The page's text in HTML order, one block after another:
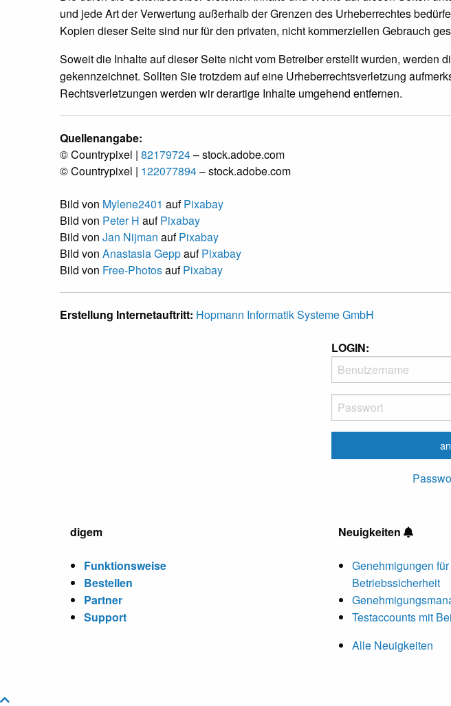
und jede Art der Verwertung außerhalb der Grenzen des Urheberrechtes
Kopien dieser Seite sind nur für den privaten, nicht kommerziellen Gebrauch
Soweit die Inhalte auf dieser Seite nicht vom Betreiber erstellt wurden, werden
gekennzeichnet. Sollten Sie trotzdem auf eine Urheberrechtsverletzung
Rechtsverletzungen werden wir derartige Inhalte umgehend entfernen.
Quellenangabe:
© Countrypixel | 82179724– stock.adobe.com
© Countrypixel | 122077894– stock.adobe.com
Bild von Mylene2401 aufPixabay
Bild von Peter H aufPixabay
Bild von Jan Nijman aufPixabay
Bild von Anastasia GeppaufPixabay
Bild von Free-PhotosaufPixabay
Erstellung Internetauftritt: Hopmann Informatik Systeme GmbH
LOGIN:
digem
Funktionsweise
Bestellen
Partner
Support
Neuigkeiten
Genehmigungen
Betriebssicherheit
Testaccounts mit
Alle Neuigkeiten